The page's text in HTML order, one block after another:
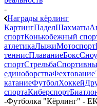
-
Награды кёрлинг
КартингПаделШахматы
спортКонькобежный
атлетикаЛыжиМотоспорт
теннисПлаваниеБокс
спортСтрельба
единоборстваФехтование
катаниеФутболХоккей
спортаКиберспорт
-Футболка "Кёрлинг" -